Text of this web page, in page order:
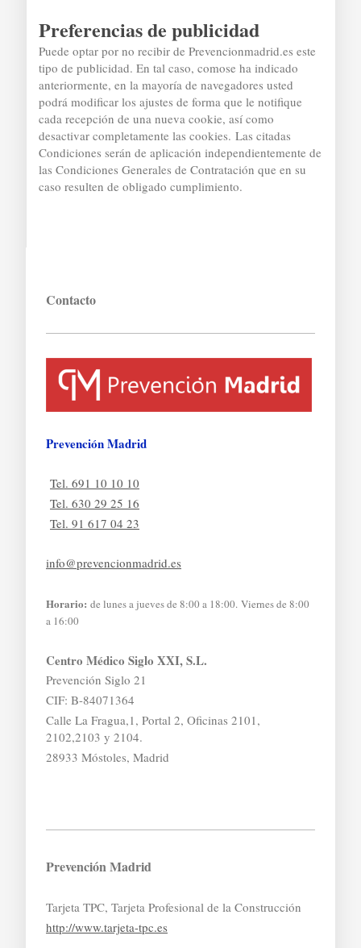
Preferencias de publicidad
Puede optar por no recibir de Prevencionmadrid.es este
tipo de publicidad. En tal caso, comose ha indicado
anteriormente, en la mayoría de navegadores usted
podrá modificar los ajustes de forma que le notifique
cada recepción de una nueva cookie, así como
desactivar completamente las cookies. Las citadas
Condiciones serán de aplicación independientemente de
las Condiciones Generales de Contratación que en su
caso resulten de obligado cumplimiento.
Contacto
Prevención Madrid
Tel. 691 10 10 10
Tel. 630 29 25 16
Tel. 91 617 04 23
info@prevencionmadrid.es
Horario: de lunes a jueves de 8:00 a 18:00. Viernes de 8:00
a 16:00
Centro Médico Siglo XXI, S.L.
Prevención Siglo 21
CIF: B-84071364
Calle La Fragua,1, Portal 2, Oficinas 2101,
2102,2103 y 2104.
28933 Móstoles, Madrid
Prevención Madrid
Tarjeta TPC, Tarjeta Profesional de la Construcción
http://www.tarjeta-tpc.es